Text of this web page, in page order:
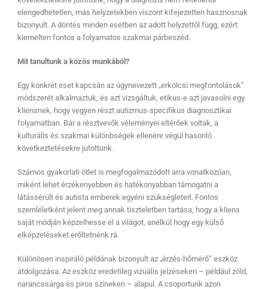
elengedhetetlen, más helyzetekben viszont kifejezetten hasznosnak
bizonyult. A döntés minden esetben az adott helyzettől függ, ezért
kiemelten fontos a folyamatos szakmai párbeszéd.
Mit tanultunk a közös munkából?
Egy konkrét eset kapcsán az úgynevezett „erkölcsi megfontolások”
módszerét alkalmaztuk, és azt vizsgáltuk, etikus-e azt javasolni egy
kliensnek, hogy vegyen részt autizmus-specifikus diagnosztikai
folyamatban. Bár a résztvevők véleményei eltérőek voltak, a
kulturális és szakmai különbségek ellenére végül hasonló
következtetésekre jutottunk.
Számos gyakorlati ötlet is megfogalmazódott arra vonatkozóan,
miként lehet érzékenyebben és hatékonyabban támogatni a
látássérült és autista emberek egyéni szükségleteit. Fontos
szemléletként jelent meg annak tiszteletben tartása, hogy a kliens
saját módján képzelhesse el a világot, anélkül hogy egy külső
elképzeléseket erőltetnénk rá.
Különösen inspiráló példának bizonyult az „érzés-hőmérő” eszköz
átdolgozása. Az eszköz eredetileg vizuális jelzéseken – például zöld,
narancssárga és piros színeken – alapul. A csoportunk azon